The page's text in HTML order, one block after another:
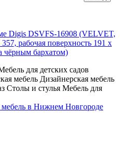
Digis DSVFS-16908 (VELVET,
рабочая поверхность 191 х
чёрным бархатом)
для детских садов
мебель Дизайнерская мебель
Столы и стулья Мебель для
в Нижнем Новгороде